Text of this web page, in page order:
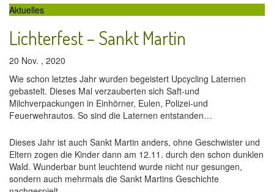
Aktuelles
Lichterfest – Sankt Martin
20 Nov. , 2020
Wie schon letztes Jahr wurden begeistert Upcycling Laternen
gebastelt. Dieses Mal verzauberten sich Saft-und
Milchverpackungen in Einhörner, Eulen, Polizei-und
Feuerwehrautos. So sind die Laternen entstanden…
Dieses Jahr ist auch Sankt Martin anders, ohne Geschwister und
Eltern zogen die Kinder dann am 12.11. durch den schon dunklen
Wald. Wunderbar bunt leuchtend wurde nicht nur gesungen,
sondern auch mehrmals die Sankt Martins Geschichte